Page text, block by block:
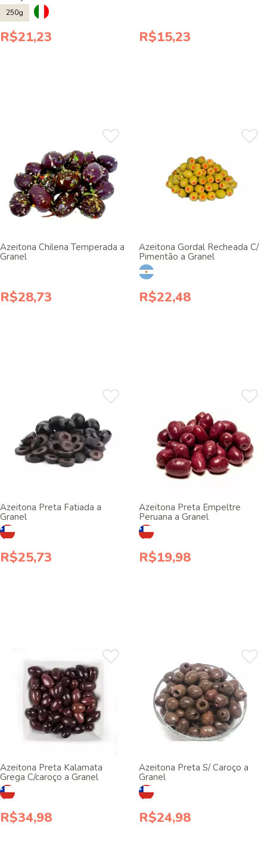
250g
R$21,23 R$15,23
Azeitona Chilena Temperada a
Granel
R$28,73
Azeitona Gordal Recheada C/
Pimentão a Granel
R$22,48
Azeitona Preta Fatiada a
Granel
R$25,73
Azeitona Preta Empeltre
Peruana a Granel
R$19,98
Azeitona Preta Kalamata
Grega C/caroço a Granel
R$34,98
Azeitona Preta S/ Caroço a
Granel
R$24,98